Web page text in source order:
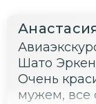
Шато Эркен
Очень
мужем, все